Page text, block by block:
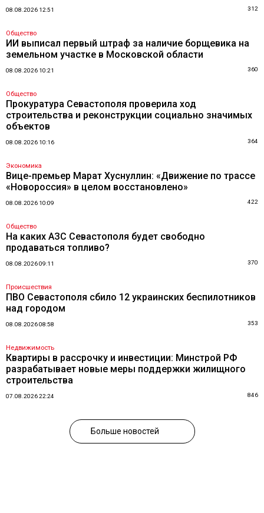
08.08.2026 12:51 312
Общество
ИИ выписал первый штраф за наличие борщевика на
земельном участке в Московской области
08.08.2026 10:21 360
Общество
Прокуратура Севастополя проверила ход
строительства и реконструкции социально значимых
объектов
08.08.2026 10:16 364
Экономика
Вице-премьер Марат Хуснуллин: «Движение по трассе
«Новороссия» в целом восстановлено»
08.08.2026 10:09 422
Общество
На каких АЗС Севастополя будет свободно
продаваться топливо?
08.08.2026 09:11 370
Происшествия
ПВО Севастополя сбило 12 украинских беспилотников
над городом
08.08.2026 08:58 353
Недвижимость
Квартиры в рассрочку и инвестиции: Минстрой РФ
разрабатывает новые меры поддержки жилищного
строительства
07.08.2026 22:24 846
Больше новостей